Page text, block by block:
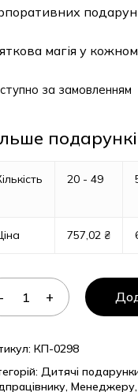
магія у кожному
за замовленням
20 - 49
757,02₴
КП-0298
Дитячі подарунки,
,Менеджеру,